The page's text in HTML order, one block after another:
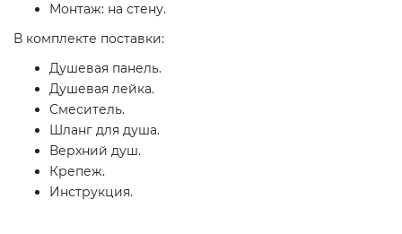
Монтаж: на стену.
В комплекте поставки:
Душевая панель.
Душевая лейка.
Смеситель.
Шланг для душа.
Верхний душ.
Крепеж.
Инструкция.